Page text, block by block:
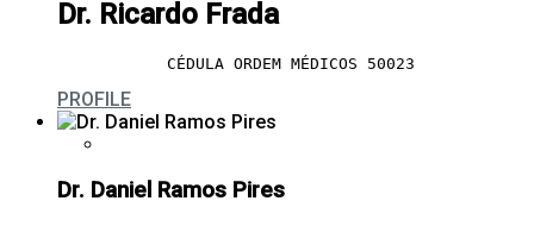
Dr. Ricardo Frada
CÉDULA ORDEM MÉDICOS 50023
PROFILE
Dr. Daniel Ramos Pires